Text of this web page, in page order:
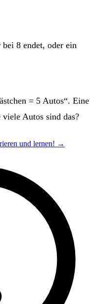
8 endet, oder ein
= 5 Autos“. Eine
Autos sind das?
und lernen! →